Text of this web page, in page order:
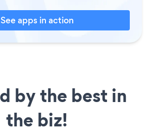
See apps in action
by the best in
the biz!